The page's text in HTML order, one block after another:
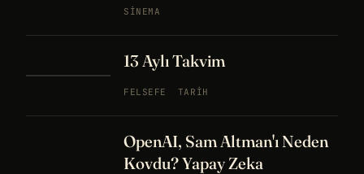
SINEMA
13 Aylı Takvim
FELSEFE TARIH
OpenAI, Sam Altman'ı Neden
Kovdu? Yapay Zeka